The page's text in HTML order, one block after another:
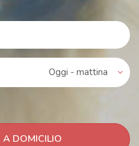
Oggi - mattina
A DOMICILIO